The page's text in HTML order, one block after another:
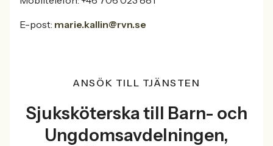
E-post: marie.kallin@rvn.se
ANSÖK TILL TJÄNSTEN
Sjuksköterska till Barn- och
Ungdomsavdelningen,